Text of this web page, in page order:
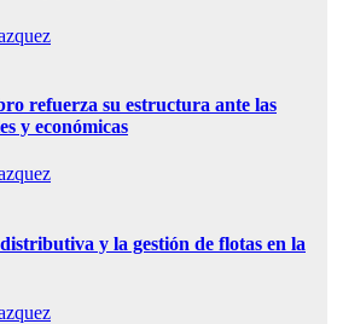
refuerza su estructura ante las
y económicas
y la gestión de flotas en la